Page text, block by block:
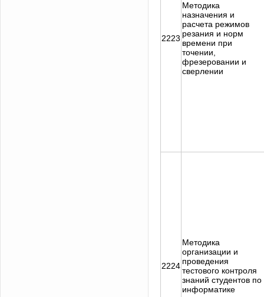
2223
Методика
назначения и
расчета режимов
резания и норм
времени при
точении,
фрезеровании и
сверлении
2224
Методика
организации и
проведения
тестового контроля
знаний студентов по
информатике